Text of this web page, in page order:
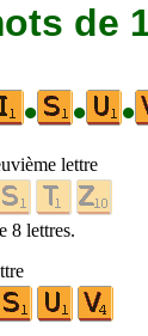
de
• • •
lettre
8 lettres.